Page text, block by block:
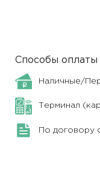
Способы оплаты
Наличные/
Терминал
По договору